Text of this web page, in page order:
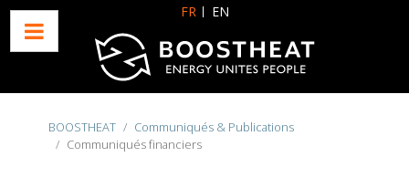
Sélectionnez votre langue FR EN
BOOSTHEAT
Communiqués & Publications
Communiqués financiers